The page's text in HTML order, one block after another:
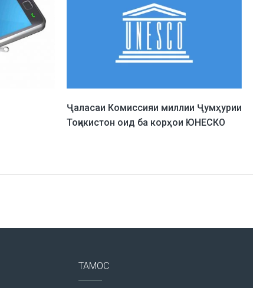
Ҷаласаи Комиссияи миллии Ҷумҳурии
Тоҷикистон оид ба корҳои ЮНЕСКО
ТАМОС